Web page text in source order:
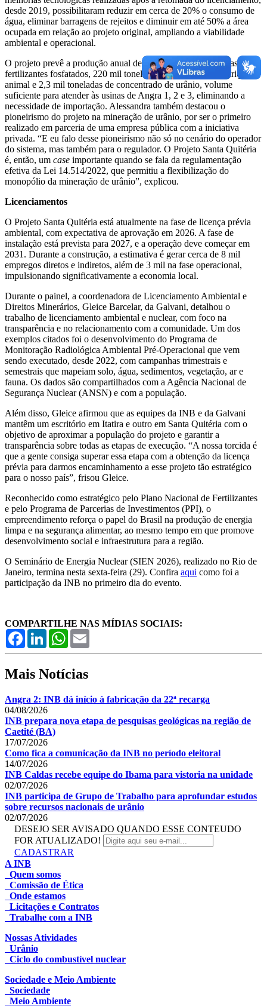
desde 2019, possibilitaram reduzir em cerca de 20% o consumo de
água, eliminar barragens de rejeitos e diminuir em até 50% a área
ocupada em relação ao projeto original, ampliando a viabilidade
ambiental e operacional.
O projeto prevê a produção anual de 1,05 milhão de toneladas de
fertilizantes fosfatados, 220 mil toneladas de fosfato para nutrição
animal e 2,3 mil toneladas de concentrado de urânio, volume
suficiente para atender às usinas de Angra 1, 2 e 3, eliminando a
necessidade de importação. Alessandra também destacou o
pioneirismo do projeto na mineração de urânio, por ser o primeiro
realizado em parceria de uma empresa pública com a iniciativa
privada. “E eu falo desse pioneirismo não só no cenário do operador
do sistema, mas também para o regulador. O Projeto Santa Quitéria
é, então, um case importante quando se fala da regulamentação
efetiva da Lei 14.514/2022, que permitiu a flexibilização do
monopólio da mineração de urânio”, explicou.
Licenciamentos
O Projeto Santa Quitéria está atualmente na fase de licença prévia
ambiental, com expectativa de aprovação em 2026. A fase de
instalação está prevista para 2027, e a operação deve começar em
2031. Durante a construção, a estimativa é gerar cerca de 8 mil
empregos diretos e indiretos, além de 3 mil na fase operacional,
impulsionando significativamente a economia local.
Durante o painel, a coordenadora de Licenciamento Ambiental e
Direitos Minerários, Gleice Barcelar, da Galvani, detalhou o
trabalho de licenciamento ambiental e nuclear, com foco na
transparência e no relacionamento com a comunidade. Um dos
exemplos citados foi o desenvolvimento do Programa de
Monitoração Radiológica Ambiental Pré-Operacional que vem
sendo executado, desde 2022, com campanhas trimestrais e
semestrais que mapeiam solo, água, sedimentos, vegetação, ar e
fauna. Os dados são compartilhados com a Agência Nacional de
Segurança Nuclear (ANSN) e com a população.
Além disso, Gleice afirmou que as equipes da INB e da Galvani
mantêm um escritório em Itatira e outro em Santa Quitéria com o
objetivo de aproximar a população do projeto e garantir a
transparência sobre todas as etapas de execução. “A nossa torcida é
que a gente consiga superar essa etapa com a obtenção da licença
prévia para darmos encaminhamento a esse projeto tão estratégico
para o nosso país”, frisou Gleice.
Reconhecido como estratégico pelo Plano Nacional de Fertilizantes
e pelo Programa de Parcerias de Investimentos (PPI), o
empreendimento reforça o papel do Brasil na produção de energia
limpa e na segurança alimentar, ao mesmo tempo em que promove
desenvolvimento social e infraestrutura para a região.
O Seminário de Energia Nuclear (SIEN 2026), realizado no Rio de
Janeiro, termina nesta sexta-feira (29). Confira aqui como foi a
participação da INB no primeiro dia do evento.
COMPARTILHE NAS MÍDIAS SOCIAIS:
FacebookLinkedInWhatsApp
Mais Notícias
Angra 2: INB dá início à fabricação da 22ª recarga
04/08/2026
INB prepara nova etapa de pesquisas geológicas na região de
Caetité (BA)
17/07/2026
Como fica a comunicação da INB no período eleitoral
14/07/2026
INB Caldas recebe equipe do Ibama para vistoria na unidade
02/07/2026
INB participa de Grupo de Trabalho para aprofundar estudos
sobre recursos nacionais de urânio
02/07/2026
DESEJO SER AVISADO QUANDO ESSE CONTEUDO
FOR ATUALIZADO!
CADASTRAR
A INB
Quem somos
Comissão de Ética
Onde estamos
Licitações e Contratos
Trabalhe com a INB
Nossas Atividades
Urânio
Ciclo do combustível nuclear
Sociedade e Meio Ambiente
Sociedade
Meio Ambiente